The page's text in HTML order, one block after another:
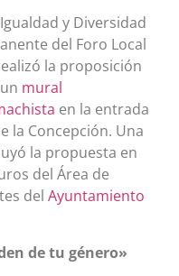
y Diversidad
del Foro Local
la proposición
mural
en la entrada
la Concepción. Una
la propuesta en
del Área de
del Ayuntamiento
de tu género»